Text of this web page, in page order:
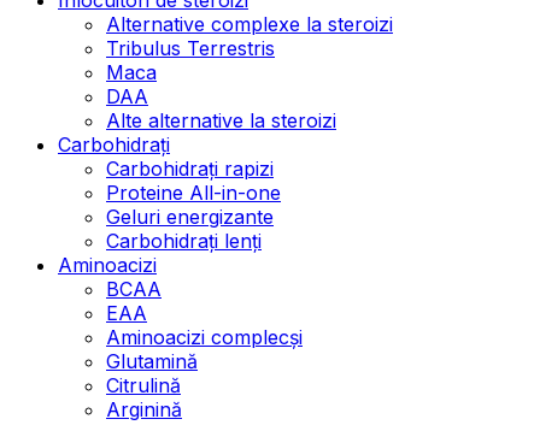
Alternative complexe la steroizi
Tribulus Terrestris
Maca
DAA
Alte alternative la steroizi
Carbohidrați
Carbohidrați rapizi
Proteine All-in-one
Geluri energizante
Carbohidrați lenți
Aminoacizi
BCAA
EAA
Aminoacizi complecși
Glutamină
Citrulină
Arginină